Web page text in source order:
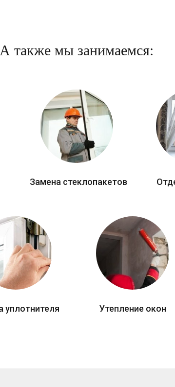
А также мы занимаемся:
Замена стеклопакетов
уплотнителя Утепление окон